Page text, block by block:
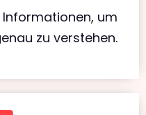
um
zu verstehen.